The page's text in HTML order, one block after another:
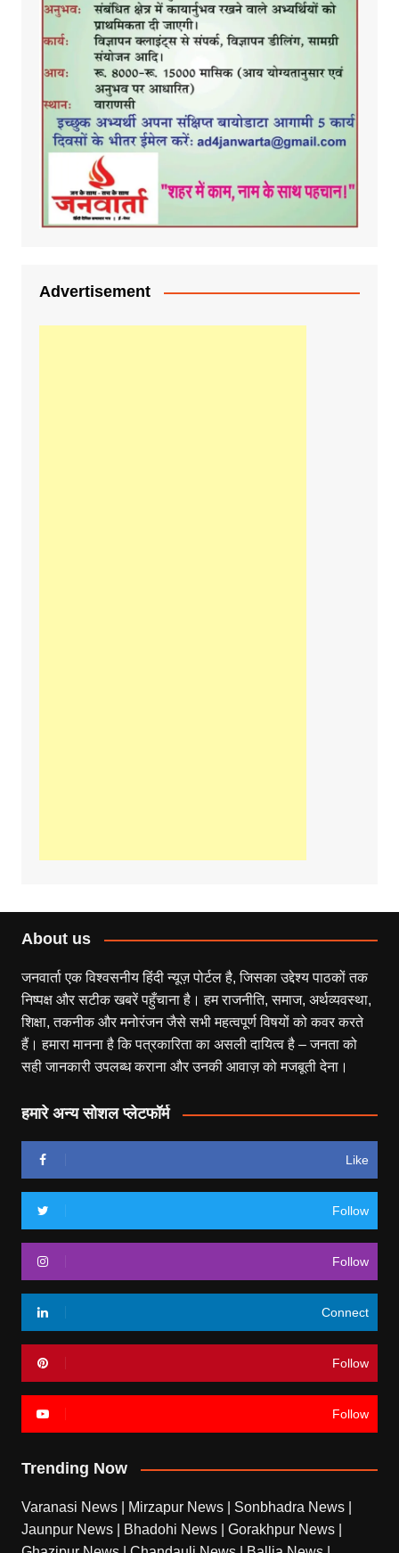
Advertisement
About us
जनवार्ता एक विश्वसनीय हिंदी न्यूज़ पोर्टल है, जिसका उद्देश्य पाठकों तक
निष्पक्ष और सटीक खबरें पहुँचाना है। हम राजनीति, समाज, अर्थव्यवस्था,
शिक्षा, तकनीक और मनोरंजन जैसे सभी महत्वपूर्ण विषयों को कवर करते
हैं। हमारा मानना है कि पत्रकारिता का असली दायित्व है – जनता को
सही जानकारी उपलब्ध कराना और उनकी आवाज़ को मजबूती देना।
हमारे अन्य सोशल प्लेटफॉर्म
Like
Follow
Follow
Connect
Follow
Follow
Trending Now
Varanasi News Mirzapur News Sonbhadra News
Jaunpur News
Bhadohi News Gorakhpur News